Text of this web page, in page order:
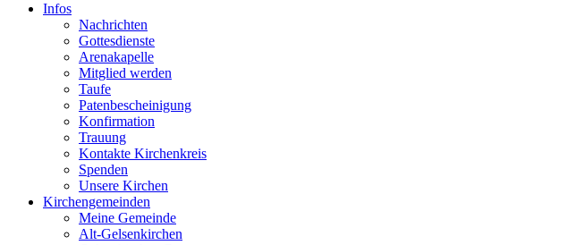
Infos
Nachrichten
Gottesdienste
Arenakapelle
Mitglied werden
Taufe
Patenbescheinigung
Konfirmation
Trauung
Kontakte Kirchenkreis
Spenden
Unsere Kirchen
Kirchengemeinden
Meine Gemeinde
Alt-Gelsenkirchen